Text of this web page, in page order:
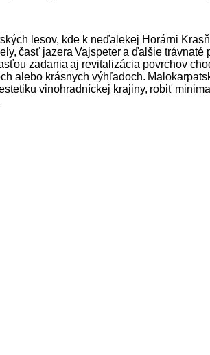
lesov, kde k neďalekej Horárni
časť jazera Vajspeter a ďalšie
zadania aj revitalizácia povrchov
alebo krásnych výhľadoch.
vinohradníckej krajiny, robiť